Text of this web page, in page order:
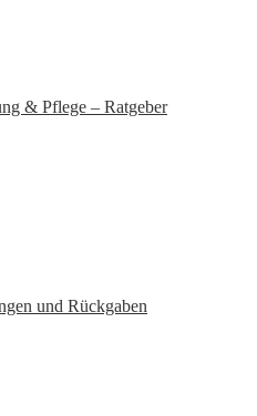
& Pflege – Ratgeber
und Rückgaben